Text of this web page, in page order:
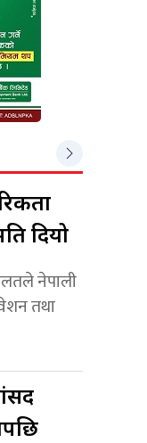
दियो
नेपाली
तथा